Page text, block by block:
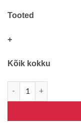
Tooted
+
Kõik kokku